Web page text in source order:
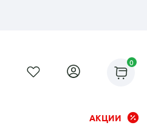
0
АКЦИИ